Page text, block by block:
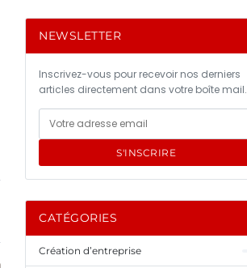
NEWSLETTER
Inscrivez-vous pour recevoir nos derniers
articles directement dans votre boîte mail.
S'INSCRIRE
CATÉGORIES
Création d’entreprise